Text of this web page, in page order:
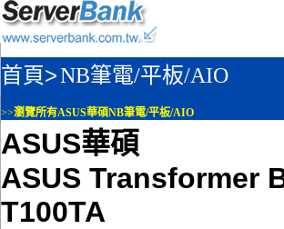
首頁>NB筆電/平板/AIO
>>瀏覽所有ASUS華碩NB筆電/平板/AIO
ASUS華碩
ASUS Transformer
T100TA